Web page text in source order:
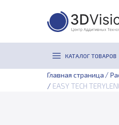
КАТАЛОГ ТОВАРОВ
Главная страница /
/ EASY TECH